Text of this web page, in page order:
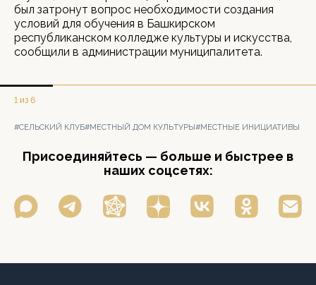
был затронут вопрос необходимости создания
условий для обучения в Башкирском
республиканском колледже культуры и искусства,
сообщили в администрации муниципалитета.
1 из 6
#СЕЛЬСКИЙ КЛУБ#МЕСТНЫЙ ДОМ КУЛЬТУРЫ#МЕСТНЫЕ ИНИЦИАТИВЫ
Присоединяйтесь — больше и быстрее в
наших соцсетях: